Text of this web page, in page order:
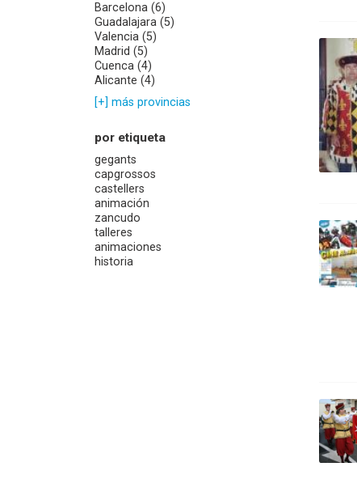
Barcelona (6)
Guadalajara (5)
Valencia (5)
Madrid (5)
Cuenca (4)
Alicante (4)
[+] más provincias
por etiqueta
gegants
capgrossos
castellers
animación
zancudo
talleres
animaciones
historia